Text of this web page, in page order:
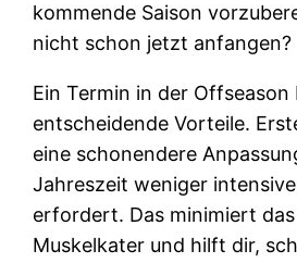
kommende Saison
nicht schon jetzt anfangen?
Ein Termin in der
entscheidende Vorteile.
eine schonendere
Jahreszeit weniger
erfordert. Das minimiert
Muskelkater und hilft dir,